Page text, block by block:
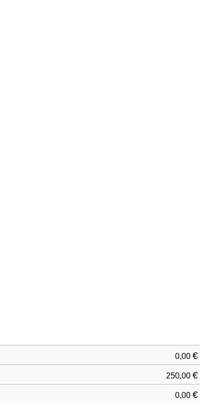
0,00 €
250,00 €
0,00 €